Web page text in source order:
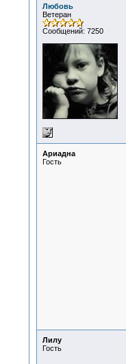
Любовь
Ветеран
Сообщений: 7250
Ариадна
Гость
Лилу
Гость